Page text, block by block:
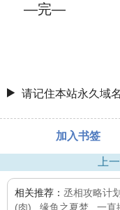
—完—
请记住本站永久域名
加入书签
上
相关推荐： 丞相攻略计划
(肉)
缘鱼之夏梦 一直